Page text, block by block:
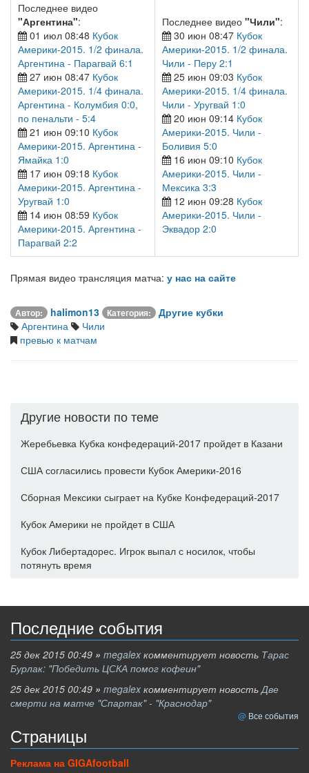
Последнее видео
"Аргентина":
01 июл 08:48 Кубок
Америки-2015. 1/2 финала.
Аргентина - Парагвай 6:1
27 июн 08:47 Кубок
Америки-2015. 1/4 финала.
Аргентина - Колумбия 0:0,
по пенальти - 5:4
21 июн 09:10 Кубок
Америки-2015. Аргентина -
Ямайка 1:0
17 июн 09:18 Кубок
Америки-2015. Аргентина -
Уругвай 1:0
14 июн 08:59 Кубок
Америки-2015. Аргентина -
Парагвай 2:2
Последнее видео "Чили":
30 июн 08:47 Кубок
Америки-2015. 1/2 финала.
Чили - Перу 2:1
25 июн 09:03 Кубок
Америки-2015. 1/4 финала.
Чили - Уругвай 1:0
20 июн 09:14 Кубок
Америки-2015. Чили -
Боливия 5:0
16 июн 09:10 Кубок
Америки-2015. Чили -
Мексика 3:3
12 июн 09:28 Кубок
Америки-2015. Чили -
Эквадор 2:0
Прямая видео трансляция матча: у нас на сайте
Автор: halimon13 Категория:
Другие кубки
Аргентина
Чили
превью к матчам
Другие новости по теме
Жеребьевка Кубка конфедераций-2017 пройдет в Казани
США согласились провести Кубок Америки-2016
Сборная Мексики сыграет на Кубке Конфедераций-2017
Кубок Америки не пройдет в США
Кубок Либертадорес. Игрок выпал с носилок, чтобы
потянуть время
Последние события
25 дек 2015 00:49 » megalex комментирует новость Тарас
Бурлак: "Победить ЦСКА помог кофеин"
25 дек 2015 00:49 » megalex комментирует новостьДве
смерти на матче "Спартак" - "Краснодар"
Все события
Страницы
Реклама на GIGAfootball